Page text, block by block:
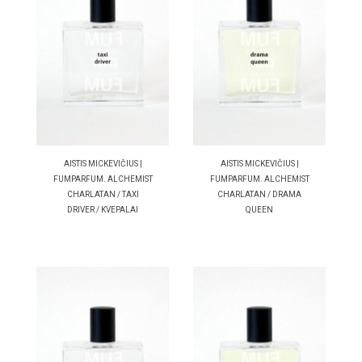
AISTIS MICKEVIČIUS |
FUMPARFUM. ALCHEMIST
CHARLATAN / TAXI
DRIVER / KVEPALAI
AISTIS MICKEVIČIUS |
FUMPARFUM. ALCHEMIST
CHARLATAN / DRAMA
QUEEN